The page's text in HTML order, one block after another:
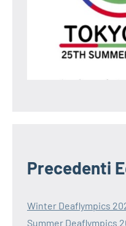
Precedenti
Winter Deaflympics
Summer Deaflympics